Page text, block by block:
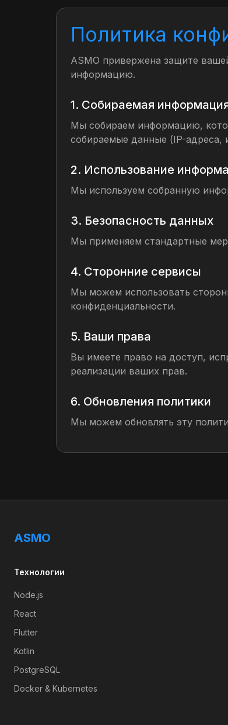
Политика
ASMO привержена защите
информацию.
1. Собираемая
Мы собираем информацию,
собираемые данные (IP-адреса,
2. Использование
Мы используем собранную
3. Безопасность данных
Мы применяем стандартные
4. Сторонние сервисы
Мы можем использовать
конфиденциальности.
5. Ваши права
Вы имеете право на доступ,
реализации ваших прав.
6. Обновления политики
Мы можем обновлять эту
ASMO
Технологии
Node.js
React
Flutter
Kotlin
PostgreSQL
Docker & Kubernetes